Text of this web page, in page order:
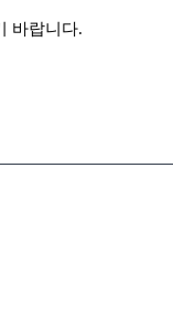
바랍니다.